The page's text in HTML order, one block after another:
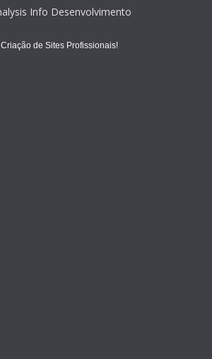
Criação de Sites Profissionais!